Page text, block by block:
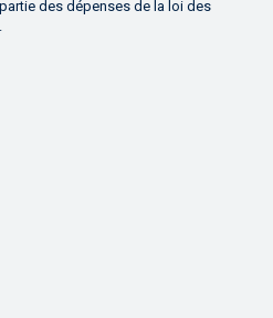
des dépenses de la loi des